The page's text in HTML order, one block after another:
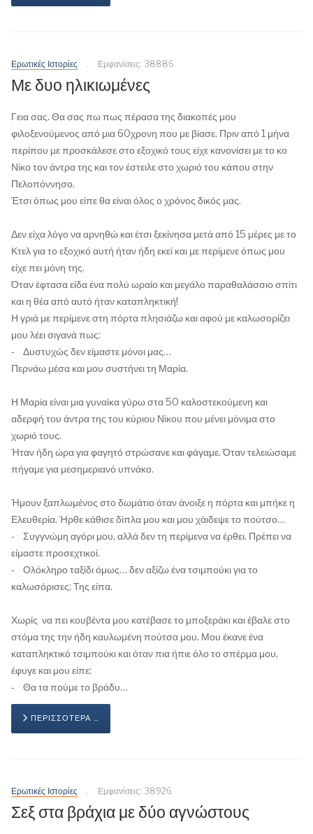
Ερωτικές Ιστορίες Εμφανίσεις: 38886
Με δυο ηλικιωμένες
Γεια σας. Θα σας πω πως πέρασα της διακοπές μου
φιλοξενούμενος από μια 60χρονη που με βίασε. Πριν από 1 μήνα
περίπου με προσκάλεσε στο εξοχικό τους είχε κανονίσει με το κο
Νίκο τον άντρα της και τον έστειλε στο χωριό του κάπου στην
Πελοπόννησο.
Έτσι όπως μου είπε θα είναι όλος ο χρόνος δικός μας.
Δεν είχα λόγο να αρνηθώ και έτσι ξεκίνησα μετά από 15 μέρες με το
Κτελ για το εξοχικό αυτή ήταν ήδη εκεί και με περίμενε όπως μου
είχε πει μόνη της.
Όταν έφτασα είδα ένα πολύ ωραίο και μεγάλο παραθαλάσσιο σπίτι
και η θέα από αυτό ήταν καταπληκτική!
Η γριά με περίμενε στη πόρτα πλησιάζω και αφού με καλωσορίζει
μου λέει σιγανά πως:
- Δυστυχώς δεν είμαστε μόνοι μας…
Περνάω μέσα και μου συστήνει τη Μαρία.
Η Μαρία είναι μια γυναίκα γύρω στα 50 καλοστεκούμενη και
αδερφή του άντρα της του κύριου Νίκου που μένει μόνιμα στο
χωριό τους.
Ήταν ήδη ώρα για φαγητό στρώσανε και φάγαμε. Όταν τελειώσαμε
πήγαμε για μεσημεριανό υπνάκο.
Ήμουν ξαπλωμένος στο δωμάτιο όταν άνοιξε η πόρτα και μπήκε η
Ελευθερία. Ήρθε κάθισε δίπλα μου και μου χάιδεψε το πούτσο…
- Συγγνώμη αγόρι μου, αλλά δεν τη περίμενα να έρθει. Πρέπει να
είμαστε προσεχτικοί.
- Ολόκληρο ταξίδι όμως… δεν αξίζω ένα τσιμπούκι για το
καλωσόρισες; Της είπα.
Χωρίς να πει κουβέντα μου κατέβασε το μποξεράκι και έβαλε στο
στόμα της την ήδη καυλωμένη πούτσα μου. Μου έκανε ένα
καταπληκτικό τσιμπούκι και όταν πια ήπιε όλο το σπέρμα μου,
έφυγε και μου είπε:
- Θα τα πούμε το βράδυ…
ΠΕΡΙΣΣΌΤΕΡΑ …
Ερωτικές Ιστορίες Εμφανίσεις: 38926
Σεξ στα βράχια με δύο αγνώστους